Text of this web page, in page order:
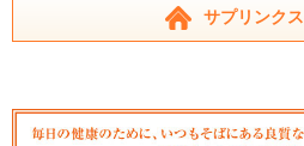
サプリンク